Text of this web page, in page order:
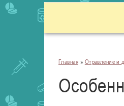
Главная » Отравление и